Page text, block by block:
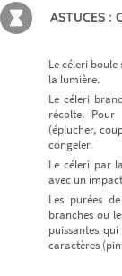
ASTUCES :
Le céleri
la lumière.
Le céleri
récolte. Pour
(éplucher,
congeler.
Le céleri par
avec un
Les purées
branches ou
puissantes
caractères